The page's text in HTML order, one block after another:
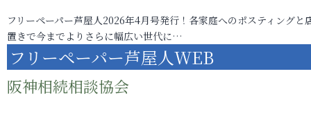
フリーペーパー芦屋人2026年4月号発行！各家庭へのポスティングと
置きで今までよりさらに幅広い世代に…
フリーペーパー芦屋人WEB
阪神相続相談協会